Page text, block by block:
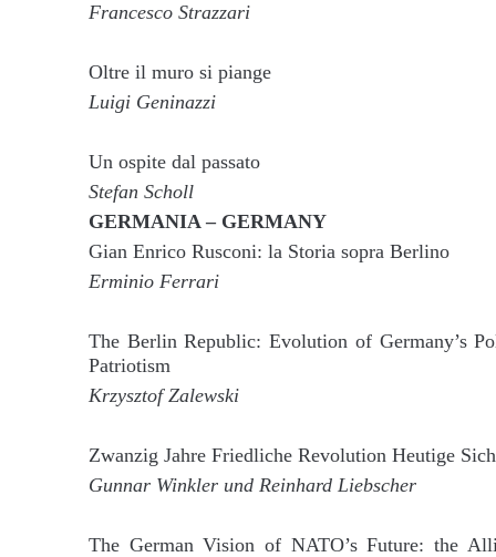
Francesco Strazzari
Oltre il muro si piange
Luigi Geninazzi
Un ospite dal passato
Stefan Scholl
GERMANIA – GERMANY
Gian Enrico Rusconi: la Storia sopra Berlino
Erminio Ferrari
The Berlin Republic: Evolution of Germany’s
Patriotism
Krzysztof Zalewski
Zwanzig Jahre Friedliche Revolution Heutige
Gunnar Winkler und Reinhard Liebscher
The German Vision of NATO’s Future: the